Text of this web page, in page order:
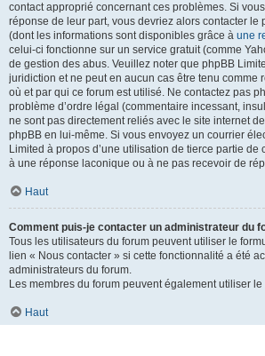
contact approprié concernant ces problèmes. Si
réponse de leur part, vous devriez alors contacter le
(dont les informations sont disponibles grâce à une
celui-ci fonctionne sur un service gratuit (comme
de gestion des abus. Veuillez noter que phpBB
juridiction et ne peut en aucun cas être tenu comme
où et par qui ce forum est utilisé. Ne contactez pas
problème d’ordre légal (commentaire incessant,
ne sont pas directement reliés avec le site internet
phpBB en lui-même. Si vous envoyez un courrier
Limited à propos d’une utilisation de tierce partie de
à une réponse laconique ou à ne pas recevoir de
Haut
Comment puis-je contacter un administrateur du
Tous les utilisateurs du forum peuvent utiliser le
lien « Nous contacter » si cette fonctionnalité a été
administrateurs du forum.
Les membres du forum peuvent également utiliser le
Haut